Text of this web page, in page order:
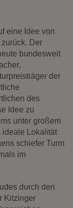
Daten werden
Eine
dass diese gekürzt
zugeordnet
eingebunden.
Dieser Modus
über die
das Video
Maps sein
eine Idee von
Der
bundesweit
der
des
Idee zu
unter großem
ideale Lokalität
schiefer Turm
im
durch den
Kitzinger